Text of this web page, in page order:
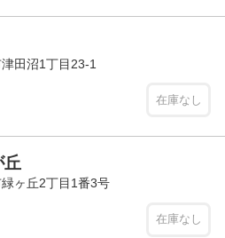
田沼1丁目23-1
在庫なし
丘
ヶ丘2丁目1番3号
在庫なし